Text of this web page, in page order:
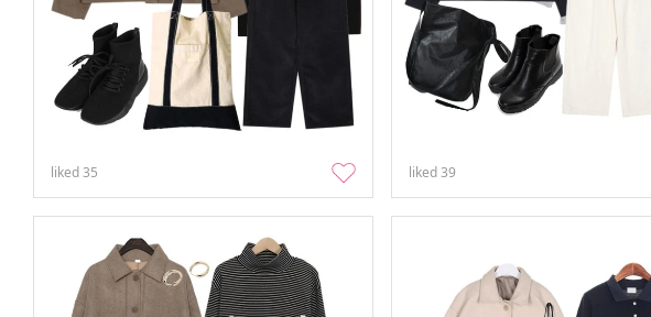
liked35 liked39